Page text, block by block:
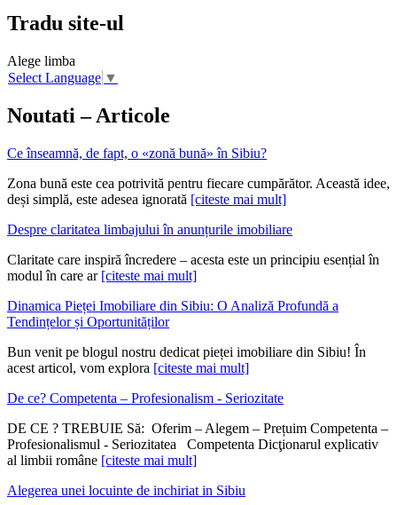
Tradu site-ul
Alege limba
Select Language ▼
Noutati – Articole
Ce înseamnă, de fapt, o «zonă bună» în Sibiu?
Zona bună este cea potrivită pentru fiecare cumpărător. Această idee,
deși simplă, este adesea ignorată [citeste mai mult]
Despre claritatea limbajului în anunțurile imobiliare
Claritate care inspiră încredere – acesta este un principiu esențial în
modul în care ar [citeste mai mult]
Dinamica Pieței Imobiliare din Sibiu: O Analiză Profundă a
Tendințelor și Oportunităților
Bun venit pe blogul nostru dedicat pieței imobiliare din Sibiu! În
acest articol, vom explora [citeste mai mult]
De ce? Competenta – Profesionalism - Seriozitate
DE CE ? TREBUIE Să: Oferim – Alegem – Prețuim Competenta –
Profesionalismul - Seriozitatea Competenta Dicţionarul explicativ
al limbii române [citeste mai mult]
Alegerea unei locuinte de inchiriat in Sibiu